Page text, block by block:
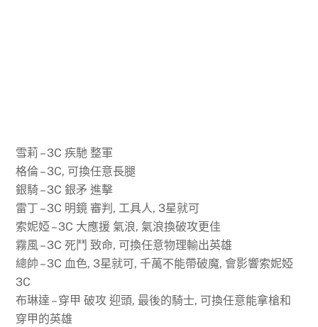
雪莉 – 3C 疾馳 整軍
格倫 – 3C, 可換任意長腿
銀騎 – 3C 銀矛 進擊
雷丁 – 3C 明鏡 審判, 工具人, 3星就可
索妮婭 – 3C 大應援 氣浪, 氣浪換破攻更佳
霧風 – 3C 死鬥 致命, 可換任意物理輸出英雄
總帥 – 3C 血色, 3星就可, 千萬不能帶破魔, 會影響索妮婭
3C
布琳達 – 穿甲 破攻 迎頭, 最後的騎士, 可換任意能拿槍和
穿甲的英雄